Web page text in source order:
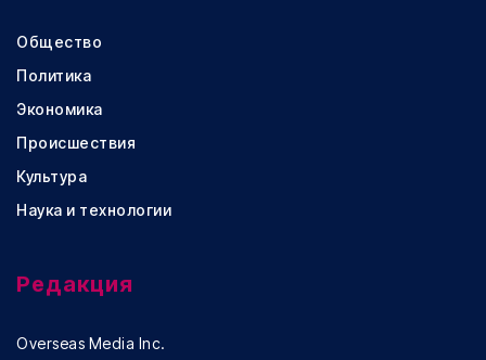
Общество
Политика
Экономика
Происшествия
Культура
Наука и технологии
Редакция
Overseas Media Inc.